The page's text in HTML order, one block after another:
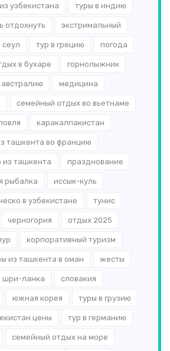
узбекистана туры в индию
отдохнуть экстримальный
сеул тур в грецию погода
в бухаре горнолыжник
австралию медицина
семейный отдых во вьетнаме
каракалпакистан
ташкента во францию
из ташкента празднование
рыбалка иссык-куль
в узбекистане тунис
черногория отдых 2025
корпоративный туризм
из ташкента в оман жесты
шри-ланка словакия
южная корея туры в грузию
цены тур в германию
семейный отдых на море